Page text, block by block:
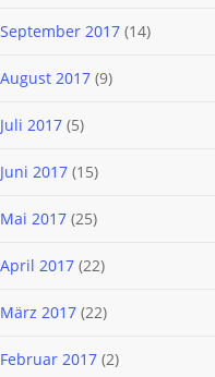
September 2017 (14)
August 2017 (9)
Juli 2017 (5)
Juni 2017 (15)
Mai 2017 (25)
April 2017 (22)
März 2017 (22)
Februar 2017 (2)